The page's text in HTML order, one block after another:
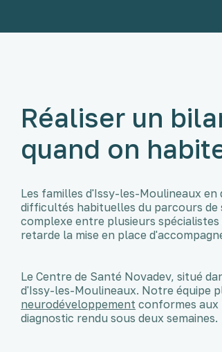
Réaliser un
quand on
Les familles d'Issy-les-Moulineaux
difficultés habituelles du parcours
complexe entre plusieurs
retarde la mise en place
Le Centre de Santé Novadev, situé
d'Issy-les-Moulineaux. Notre équipe
neurodéveloppement conformes aux
diagnostic rendu sous deux semaines.